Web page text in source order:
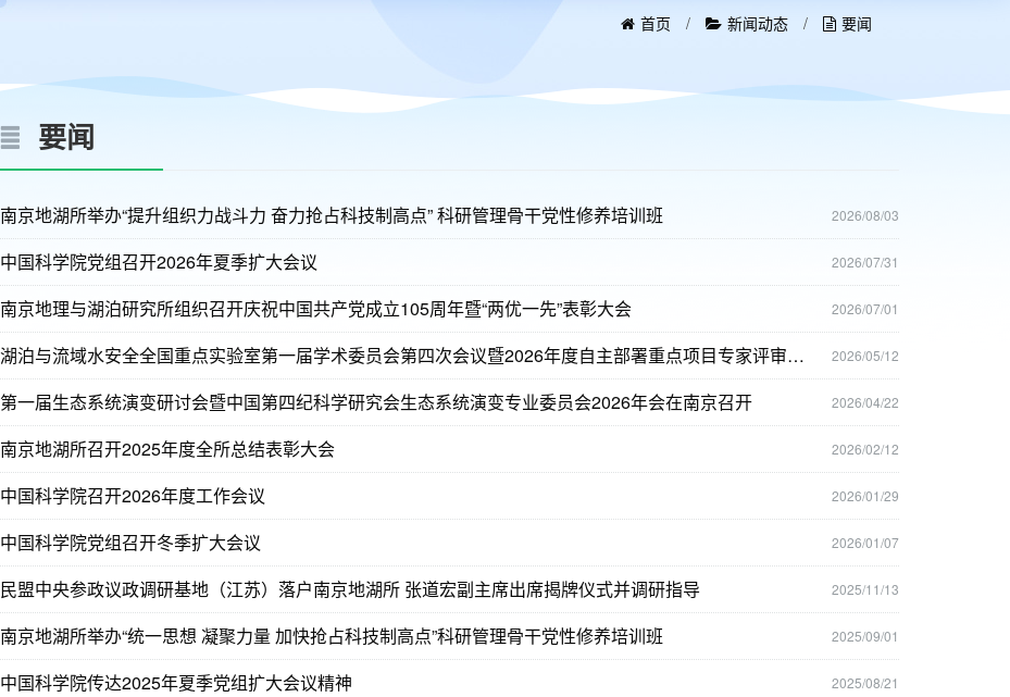
首页 / 新闻动态 / 要闻
要闻
2026/08/03
南京地湖所举办“提升组织力战斗力 奋力抢占科技制高点” 科研管理骨干党性修养培训班
2026/07/31
中国科学院党组召开2026年夏季扩大会议
2026/07/01
南京地理与湖泊研究所组织召开庆祝中国共产党成立105周年暨“两优一先”表彰大会
2026/05/12
湖泊与流域水安全全国重点实验室第一届学术委员会第四次会议暨2026年度自主部署重点项目专家评审会在南京顺利召开
2026/04/22
第一届生态系统演变研讨会暨中国第四纪科学研究会生态系统演变专业委员会2026年会在南京召开
2026/02/12
南京地湖所召开2025年度全所总结表彰大会
2026/01/29
中国科学院召开2026年度工作会议
2026/01/07
中国科学院党组召开冬季扩大会议
2025/11/13
民盟中央参政议政调研基地（江苏）落户南京地湖所 张道宏副主席出席揭牌仪式并调研指导
2025/09/01
南京地湖所举办“统一思想 凝聚力量 加快抢占科技制高点”科研管理骨干党性修养培训班
2025/08/21
中国科学院传达2025年夏季党组扩大会议精神